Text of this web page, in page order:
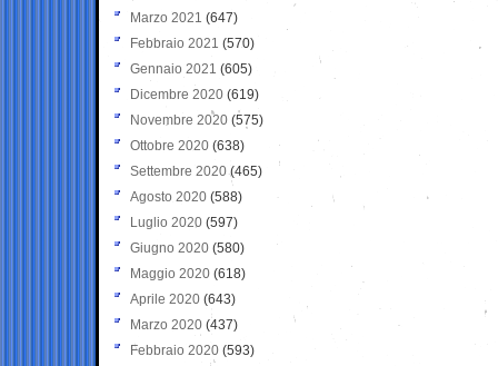
Marzo 2021 (647)
Febbraio 2021 (570)
Gennaio 2021 (605)
Dicembre 2020 (619)
Novembre 2020 (575)
Ottobre 2020 (638)
Settembre 2020(465)
Agosto 2020 (588)
Luglio 2020 (597)
Giugno 2020 (580)
Maggio 2020 (618)
Aprile 2020 (643)
Marzo 2020 (437)
Febbraio 2020 (593)